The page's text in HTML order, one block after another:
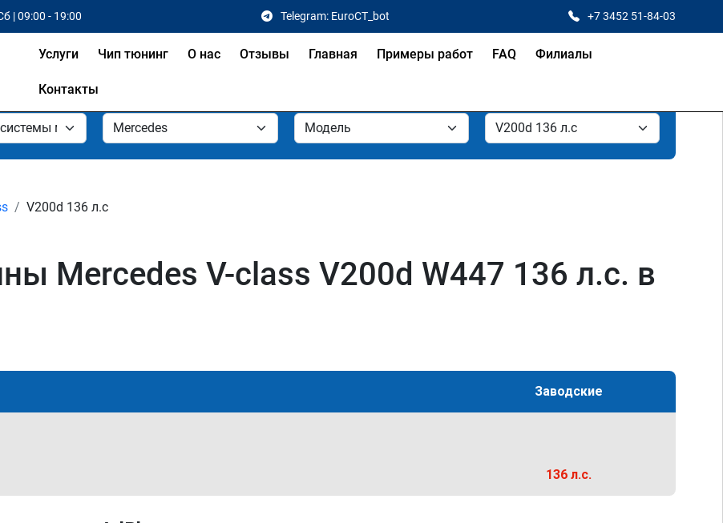
| 09:00 - 19:00 Telegram: EuroCT_bot +7 3452 51-84-03
Услуги Чип тюнинг О нас Отзывы Главная Примеры работ FAQ Филиалы
Контакты
V200d 136 л.с
Mercedes V-class V200d W447 136 л.с. в
Заводские
136 л.с.